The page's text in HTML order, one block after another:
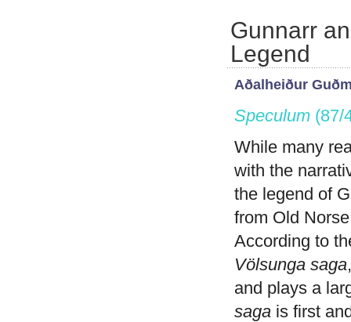
Gunnarr
Legend
Aðalheiður
Speculum (87/
While many
with the
the legend of
from Old
According to
Völsunga saga
and plays a
saga is first